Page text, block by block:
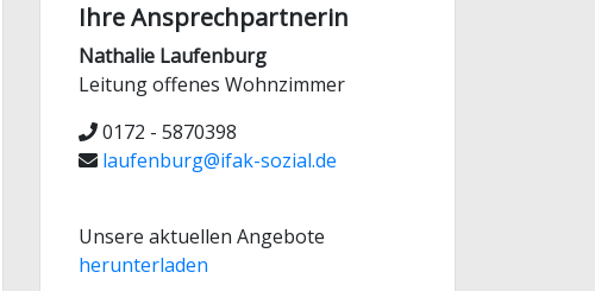
Ihre Ansprechpartnerin
Nathalie Laufenburg
Leitung offenes Wohnzimmer
0172 - 5870398
laufenburg@ifak-sozial.de
Unsere aktuellen Angebote
herunterladen